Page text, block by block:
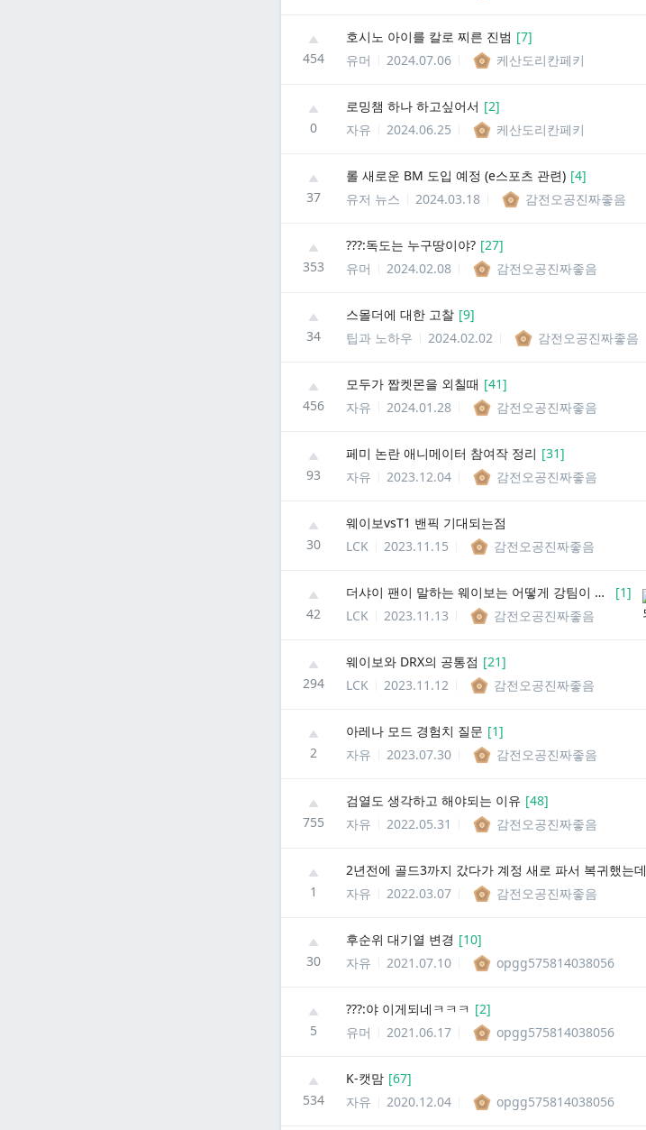
454
호시노 아이를 칼로 찌른 진범 [7]
유머
2024.07.06 케산도리칸페키
0
로밍챔 하나 하고싶어서 [2]
자유
2024.06.25 케산도리칸페키
37
롤 새로운 BM 도입 예정 (e스포츠 관련) [4]
유저 뉴스
2024.03.18 감전오공진짜좋음
353
???:독도는 누구땅이야? [27]
유머
2024.02.08 감전오공진짜좋음
34
스몰더에 대한 고찰 [9]
팁과 노하우
2024.02.02 감전오공진짜좋음
456
모두가 짭켓몬을 외칠때 [41]
자유
2024.01.28 감전오공진짜좋음
93
페미 논란 애니메이터 참여작 정리 [31]
자유
2023.12.04 감전오공진짜좋음
30
웨이보vsT1 밴픽 기대되는점
LCK
2023.11.15 감전오공진짜좋음
42
더샤이 팬이 말하는 웨이보는 어떻게 강팀이 되었는가 [1]
LCK
2023.11.13 감전오공진짜좋음
294
웨이보와 DRX의 공통점 [21]
LCK
2023.11.12 감전오공진짜좋음
2
아레나 모드 경험치 질문 [1]
자유
2023.07.30 감전오공진짜좋음
755
검열도 생각하고 해야되는 이유 [48]
자유
2022.05.31 감전오공진짜좋음
1
2년전에 골드3까지 갔다가 계정 새로 파서 복귀했는데
자유
2022.03.07 감전오공진짜좋음
30
후순위 대기열 변경 [10]
자유
2021.07.10 opgg575814038056
5
???:야 이게되네ㅋㅋㅋ [2]
유머
2021.06.17 opgg575814038056
534
K-캣맘 [67]
자유
2020.12.04 opgg575814038056